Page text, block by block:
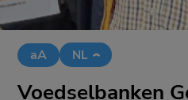
aA NL
Voedselbanken